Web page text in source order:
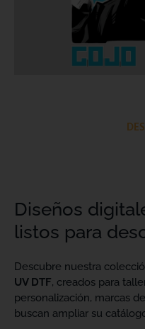
Diseños
listos para
Descubre nuestra
UV DTF, creados para
personalización, marcas
buscan ampliar su